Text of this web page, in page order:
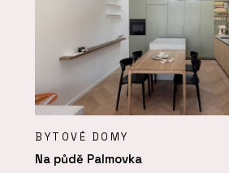
BYTOVÉ DOMY
Na půdě Palmovka